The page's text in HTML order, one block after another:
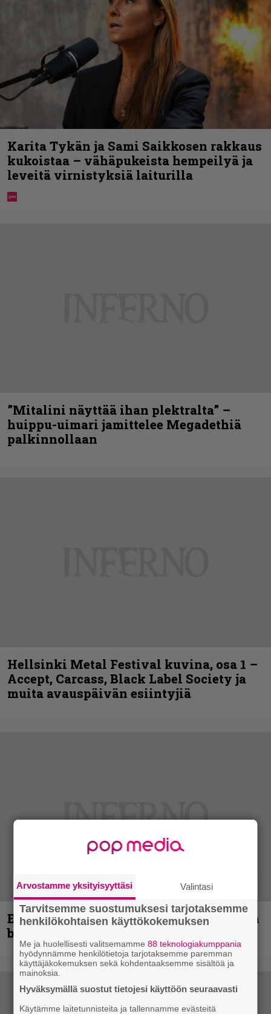
Karita Tykän ja Sami Saikkosen rakkaus
kukoistaa – vähäpukeista hempeilyä ja
leveitä virnistyksiä laiturilla
”Mitalini näyttää ihan plektralta” –
huippu-uimari jamittelee Megadethiä
palkinnollaan
Hellsinki Metal Festival kuvina, osa 1 –
Accept, Carcass, Black Label Society ja
muita avauspäivän esiintyjiä
Espoon syyskuu käynnistyy kotimaisen
black metalin merkeissä
Arvostamme yksityisyyttäsi Valintasi
Tarvitsemme suostumuksesi tarjotaksemme
henkilökohtaisen käyttökokemuksen
Me ja huolellisesti valitsemamme88 teknologiakumppania
hyödynnämme henkilötietoja tarjotaksemme paremman
käyttäjäkokemuksen sekä kohdentaaksemme sisältöä ja
mainoksia.
Hyväksymällä suostut tietojesi käyttöön seuraavasti
Käytämme laitetunnisteita ja tallennamme evästeitä